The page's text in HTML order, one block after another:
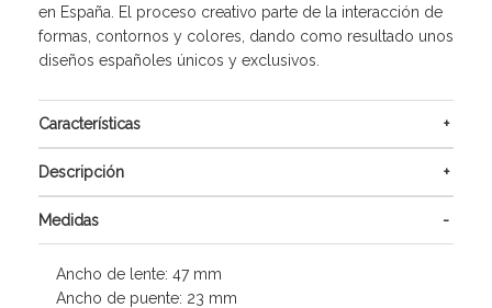
en España. El proceso creativo parte de la interacción de
formas, contornos y colores, dando como resultado unos
diseños españoles únicos y exclusivos.
Características
Descripción
Medidas
Ancho de lente: 47 mm
Ancho de puente: 23 mm